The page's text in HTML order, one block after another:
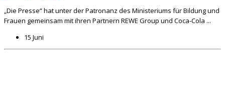
„Die Presse“ hat unter der Patronanz des Ministeriums für Bildung und
Frauen gemeinsam mit ihren Partnern REWE Group und Coca-Cola ...
15 Juni